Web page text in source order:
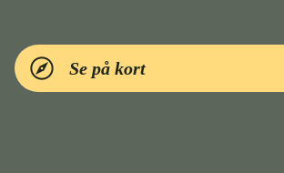
Se på kort